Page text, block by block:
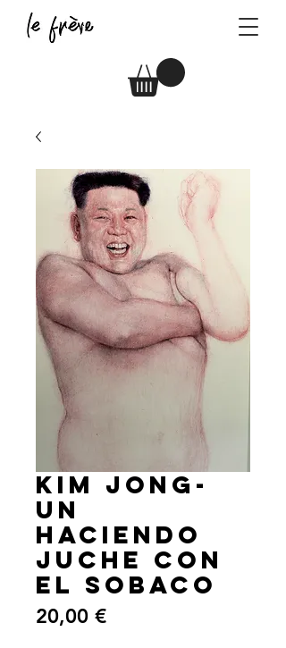
Kim Jong-
Un
haciendo
Juche con
el sobaco
20,00 €Precio